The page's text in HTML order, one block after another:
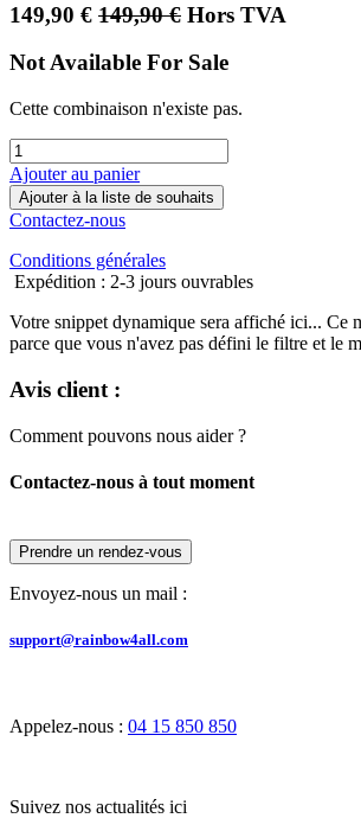
149,90 € 149,90€ Hors TVA
Not Available For Sale
Cette combinaison n'existe pas.
Ajouter au panier
Ajouter à la liste de souhaits
Contactez-nous
Conditions générales
Expédition : 2-3 jours ouvrables
Votre snippet dynamique sera affiché ici... Ce
parce que vous n'avez pas défini le filtre et le
Avis client :
Comment pouvons nous aider ?
Contactez-nous à tout moment
Prendre un rendez-vous
Envoyez-nous un mail :
support@rainbow4all.com
Appelez-nous : 04 15 850 850
Suivez nos actualités ici